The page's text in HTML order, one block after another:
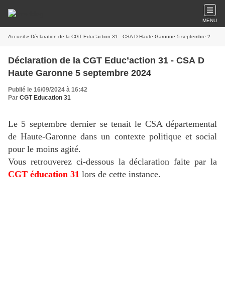
MENU
Accueil » Déclaration de la CGT Educ’action 31 - CSA D Haute Garonne 5 septembre 2024
Déclaration de la CGT Educ’action 31 - CSA D
Haute Garonne 5 septembre 2024
Publié le 16/09/2024 à 16:42
Par CGT Education 31
Le 5 septembre dernier se tenait le CSA départemental
de Haute-Garonne dans un contexte politique et social
pour le moins agité.
Vous retrouverez ci-dessous la déclaration faite par la
CGT éducation 31 lors de cette instance.